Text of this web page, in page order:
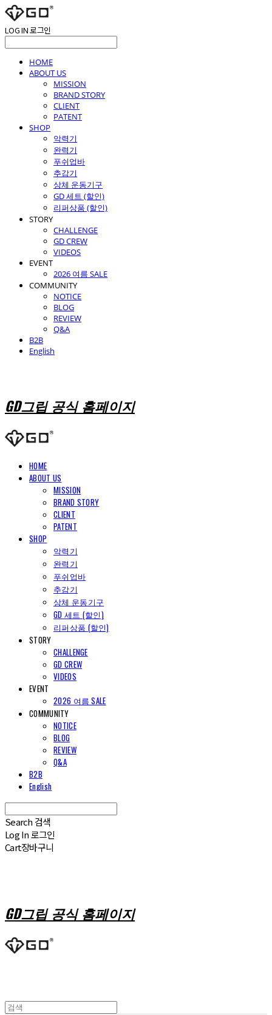
LOG IN로그인
HOME
ABOUT US
MISSION
BRAND STORY
CLIENT
PATENT
SHOP
악력기
완력기
푸쉬업바
추감기
상체 운동기구
GD 세트 (할인)
리퍼상품 (할인)
STORY
CHALLENGE
GD CREW
VIDEOS
EVENT
2026 여름 SALE
COMMUNITY
NOTICE
BLOG
REVIEW
Q&A
B2B
English
GD그립 공식 홈페이지
HOME
ABOUT US
MISSION
BRAND STORY
CLIENT
PATENT
SHOP
악력기
완력기
푸쉬업바
추감기
상체 운동기구
GD 세트 (할인)
리퍼상품 (할인)
STORY
CHALLENGE
GD CREW
VIDEOS
EVENT
2026 여름 SALE
COMMUNITY
NOTICE
BLOG
REVIEW
Q&A
B2B
English
Search 검색
Log In로그인
Cart장바구니
GD그립 공식 홈페이지